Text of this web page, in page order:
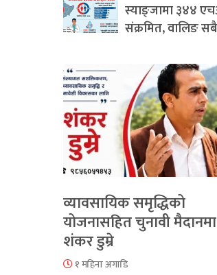
स्याङ्जामा ३४४
संक्रमित, वालिङ
व्यावसायिक समृद्धिको
योजनासहित चुनावी मैदानमा
शंकर डुम्रे
१ महिना अगाडि